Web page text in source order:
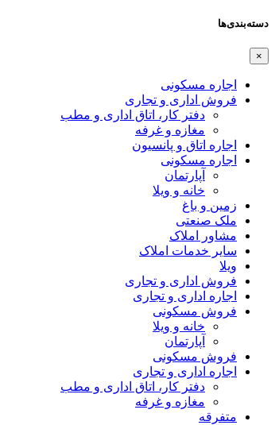
دسته‌بندی‌ها
×
اجاره مسکونی
فروش اداری و تجاری
دفتر کار، اتاق اداری و مطب
مغازه و غرفه
اجاره اتاق و پانسیون
اجاره مسکونی
آپارتمان
خانه و ویلا
زمین و باغ
ملک صنعتی
مشاور املاک
سایر خدمات املاک
ویلا
فروش اداری و تجاری
اجاره اداری و تجاری
فروش مسکونی
خانه و ویلا
آپارتمان
فروش مسکونی
اجاره اداری و تجاری
دفتر کار، اتاق اداری و مطب
مغازه و غرفه
متفرقه